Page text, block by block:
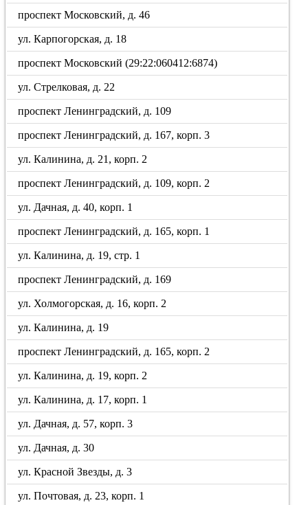
проспект Московский, д. 46
ул. Карпогорская, д. 18
проспект Московский (29:22:060412:6874)
ул. Стрелковая, д. 22
проспект Ленинградский, д. 109
проспект Ленинградский, д. 167, корп. 3
ул. Калинина, д. 21, корп. 2
проспект Ленинградский, д. 109, корп. 2
ул. Дачная, д. 40, корп. 1
проспект Ленинградский, д. 165, корп. 1
ул. Калинина, д. 19, стр. 1
проспект Ленинградский, д. 169
ул. Холмогорская, д. 16, корп. 2
ул. Калинина, д. 19
проспект Ленинградский, д. 165, корп. 2
ул. Калинина, д. 19, корп. 2
ул. Калинина, д. 17, корп. 1
ул. Дачная, д. 57, корп. 3
ул. Дачная, д. 30
ул. Красной Звезды, д. 3
ул. Почтовая, д. 23, корп. 1